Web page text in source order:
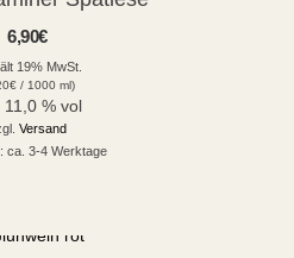
6,90€
19% MwSt.
€/ 1000 ml)
11,0 % vol
Versand
ca. 3-4 Werktage